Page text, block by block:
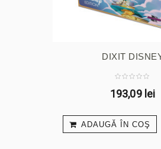
DIXIT
193,09 lei
ADAUGĂ ÎN COŞ